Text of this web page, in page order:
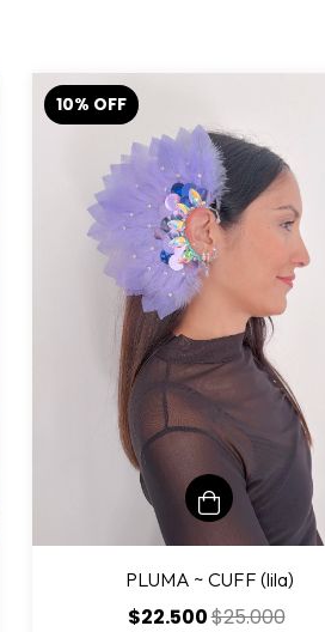
10% OFF
PLUMA ~ CUFF (lila)
$22.500$25.000